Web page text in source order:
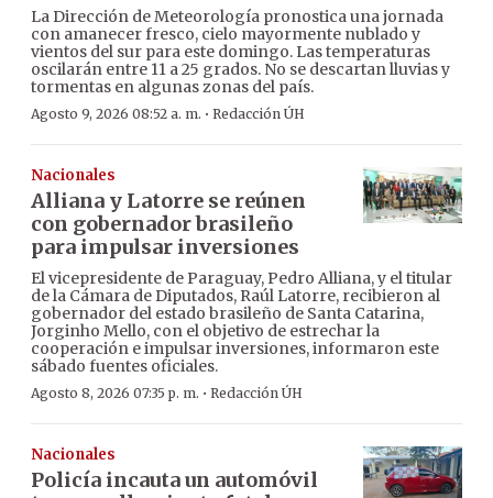
La Dirección de Meteorología pronostica una jornada
con amanecer fresco, cielo mayormente nublado y
vientos del sur para este domingo. Las temperaturas
oscilarán entre 11 a 25 grados. No se descartan lluvias y
tormentas en algunas zonas del país.
Agosto 9, 2026 08:52 a. m. · Redacción ÚH
Nacionales
Alliana y Latorre se reúnen
con gobernador brasileño
para impulsar inversiones
El vicepresidente de Paraguay, Pedro Alliana, y el titular
de la Cámara de Diputados, Raúl Latorre, recibieron al
gobernador del estado brasileño de Santa Catarina,
Jorginho Mello, con el objetivo de estrechar la
cooperación e impulsar inversiones, informaron este
sábado fuentes oficiales.
Agosto 8, 2026 07:35 p. m. · Redacción ÚH
Nacionales
Policía incauta un automóvil